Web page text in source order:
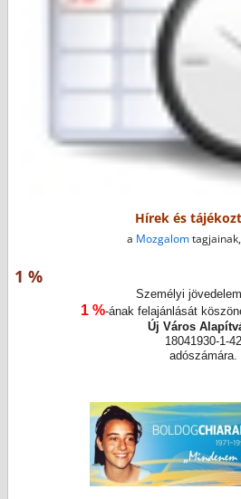
Hírek és
a Mozgalomtagjainak,
1 %
Személyi
1 %-ának felajánlását
Új Város
18041930-1-42
adószámára.